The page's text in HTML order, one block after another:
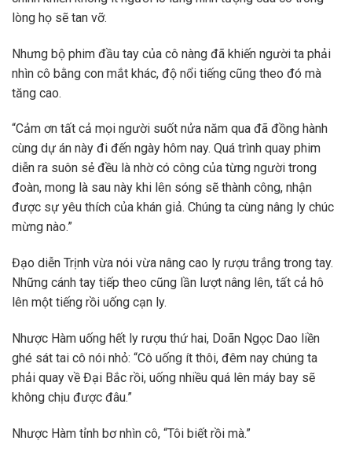
lòng họ sẽ tan vỡ.
Nhưng bộ phim đầu tay của cô nàng đã khiến người ta phải
nhìn cô bằng con mắt khác, độ nổi tiếng cũng theo đó mà
tăng cao.
“Cảm ơn tất cả mọi người suốt nửa năm qua đã đồng hành
cùng dự án này đi đến ngày hôm nay. Quá trình quay phim
diễn ra suôn sẻ đều là nhờ có công của từng người trong
đoàn, mong là sau này khi lên sóng sẽ thành công, nhận
được sự yêu thích của khán giả. Chúng ta cùng nâng ly chúc
mừng nào.”
Đạo diễn Trịnh vừa nói vừa nâng cao ly rượu trắng trong tay.
Những cánh tay tiếp theo cũng lần lượt nâng lên, tất cả hô
lên một tiếng rồi uống cạn ly.
Nhược Hàm uống hết ly rượu thứ hai, Doãn Ngọc Dao liền
ghé sát tai cô nói nhỏ: “Cô uống ít thôi, đêm nay chúng ta
phải quay về Đại Bắc rồi, uống nhiều quá lên máy bay sẽ
không chịu được đâu.”
Nhược Hàm tỉnh bơ nhìn cô, “Tôi biết rồi mà.”